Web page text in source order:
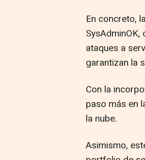
En concreto,
ataques a
garantizan la
Con la
paso más en
la nube.
Asimismo,